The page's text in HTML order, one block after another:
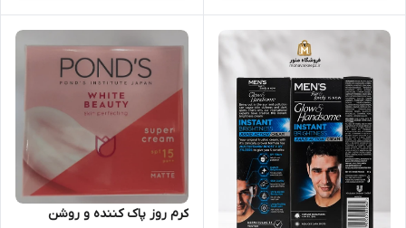
کرم روز پاک کننده و روشن